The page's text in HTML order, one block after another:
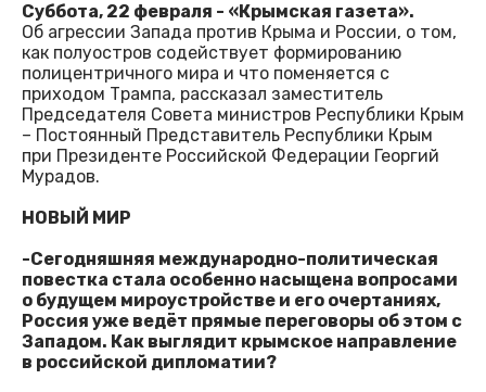
Суббота, 22 февраля - «Крымская газета».
Об агрессии Запада против Крыма и России, о том,
как полуостров содействует формированию
полицентричного мира и что поменяется с
приходом Трампа, рассказал заместитель
Председателя Совета министров Республики Крым
– Постоянный Представитель Республики Крым
при Президенте Российской Федерации Георгий
Мурадов.
НОВЫЙ МИР
-Сегодняшняя международно-политическая
повестка стала особенно насыщена вопросами
о будущем мироустройстве и его очертаниях,
Россия уже ведёт прямые переговоры об этом с
Западом. Как выглядит крымское направление
в российской дипломатии?